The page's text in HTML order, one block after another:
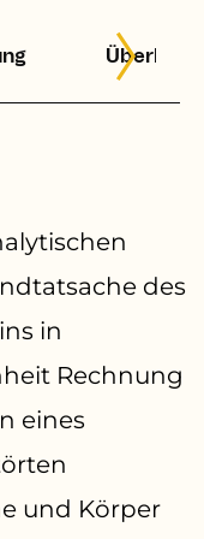
Überblick
des
in
Rechnung
eines
und Körper